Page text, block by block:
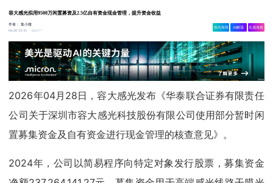
容大感光拟用9500万闲置募资及2.5亿自有资金现金管理，提升资金收益
作者：集小微
04-28 19:35
4277
相关舆情 AI解读 生成海报
2026年04月28日，容大感光发布《华泰联合证券有限责任
公司关于深圳市容大感光科技股份有限公司使用部分暂时闲
置募集资金及自有资金进行现金管理的核查意见》。
2024年，公司以简易程序向特定对象发行股票，募集资金